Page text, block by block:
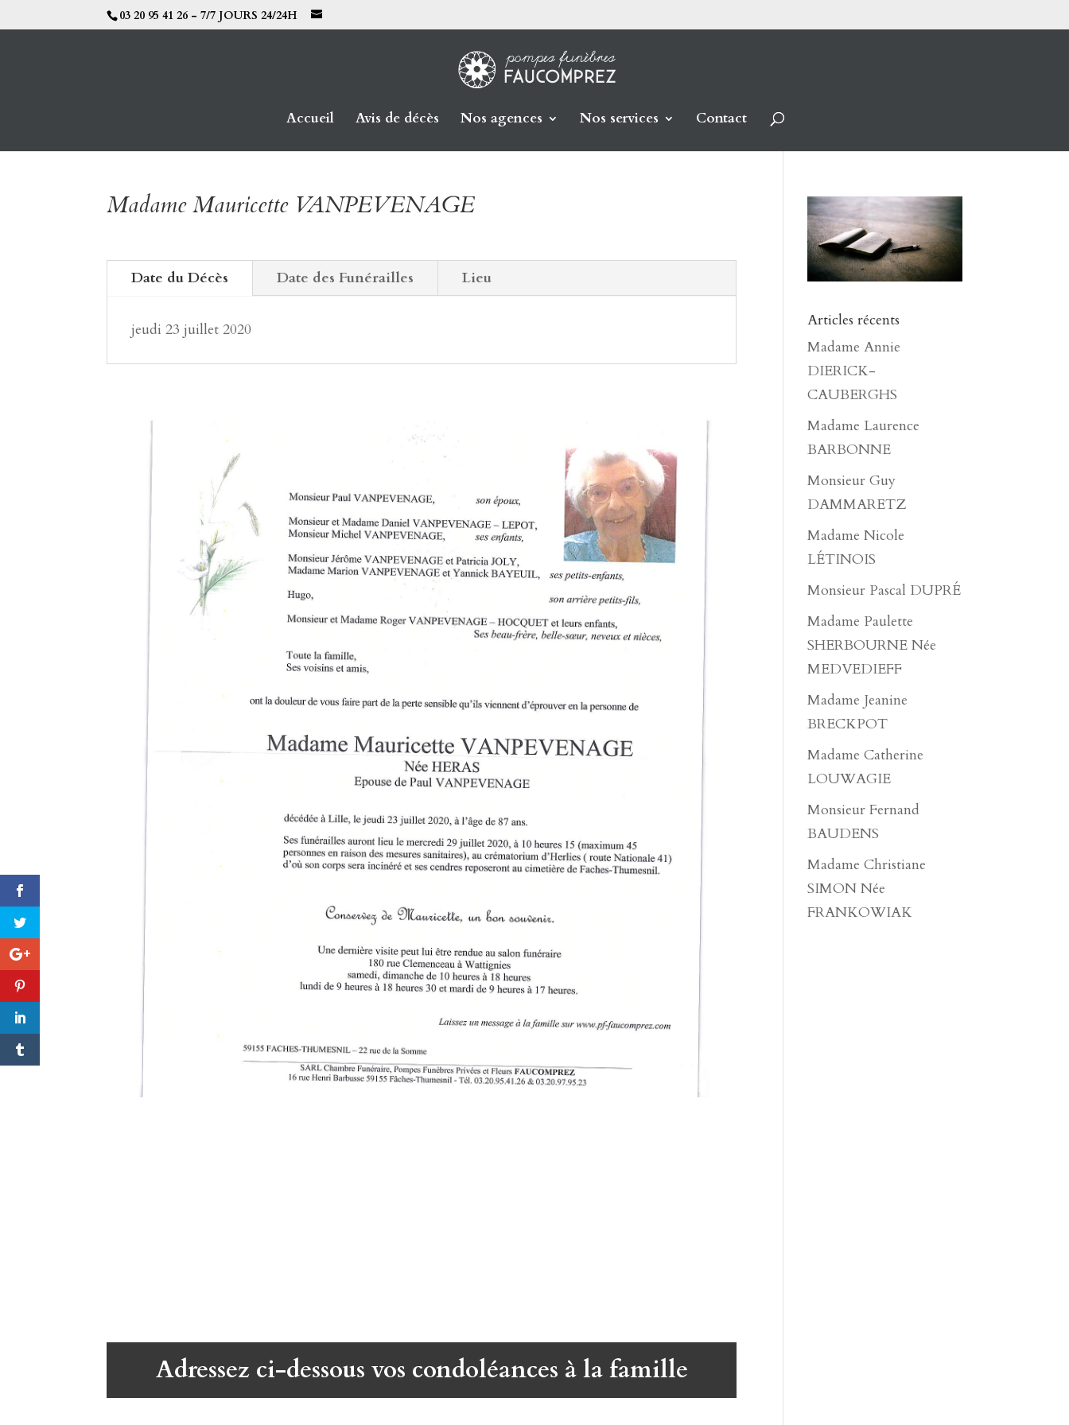
03 20 95 41 26 - 7/7 JOURS 24/24H
Accueil Avis de décès Nos agences Nos services Contact
Madame Mauricette VANPEVENAGE
Date du Décès Date des Funérailles Lieu
jeudi 23 juillet 2020
Adressez ci-dessous vos condoléances à la famille
Articles récents
Madame Annie
DIERICK-
CAUBERGHS
Madame Laurence
BARBONNE
Monsieur Guy
DAMMARETZ
Madame Nicole
LÉTINOIS
Monsieur Pascal DUPRÉ
Madame Paulette
SHERBOURNE Née
MEDVEDIEFF
Madame Jeanine
BRECKPOT
Madame Catherine
LOUWAGIE
Monsieur Fernand
BAUDENS
Madame Christiane
SIMON Née
FRANKOWIAK